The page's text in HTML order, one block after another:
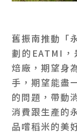
舊振南推動「
劃的EATMI，
焙廠，期望身
手，期望能盡
的問題，帶動
消費跟生產的
品嚐稻米的美